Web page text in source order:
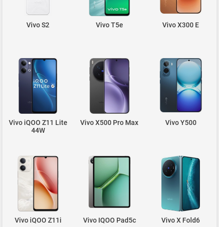
Vivo S2 Vivo T5e Vivo X300 E
Vivo iQOO Z11 Lite
44W
Vivo X500 Pro Max Vivo Y500
Vivo iQOO Z11i Vivo IQOO Pad5c Vivo X Fold6